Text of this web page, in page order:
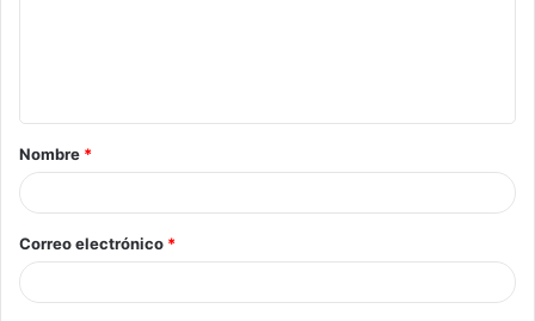
Nombre *
Correo electrónico *